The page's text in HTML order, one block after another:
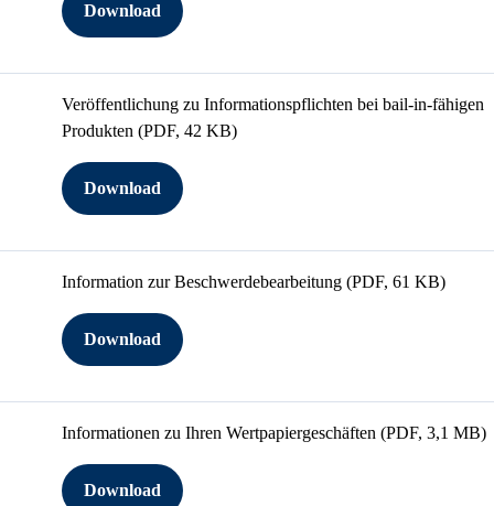
Download
Veröffentlichung zu Informationspflichten bei bail-in-fähigen
Produkten (PDF, 42 KB)
Download
Information zur Beschwerdebearbeitung (PDF, 61 KB)
Download
Informationen zu Ihren Wertpapiergeschäften (PDF, 3,1 MB)
Download